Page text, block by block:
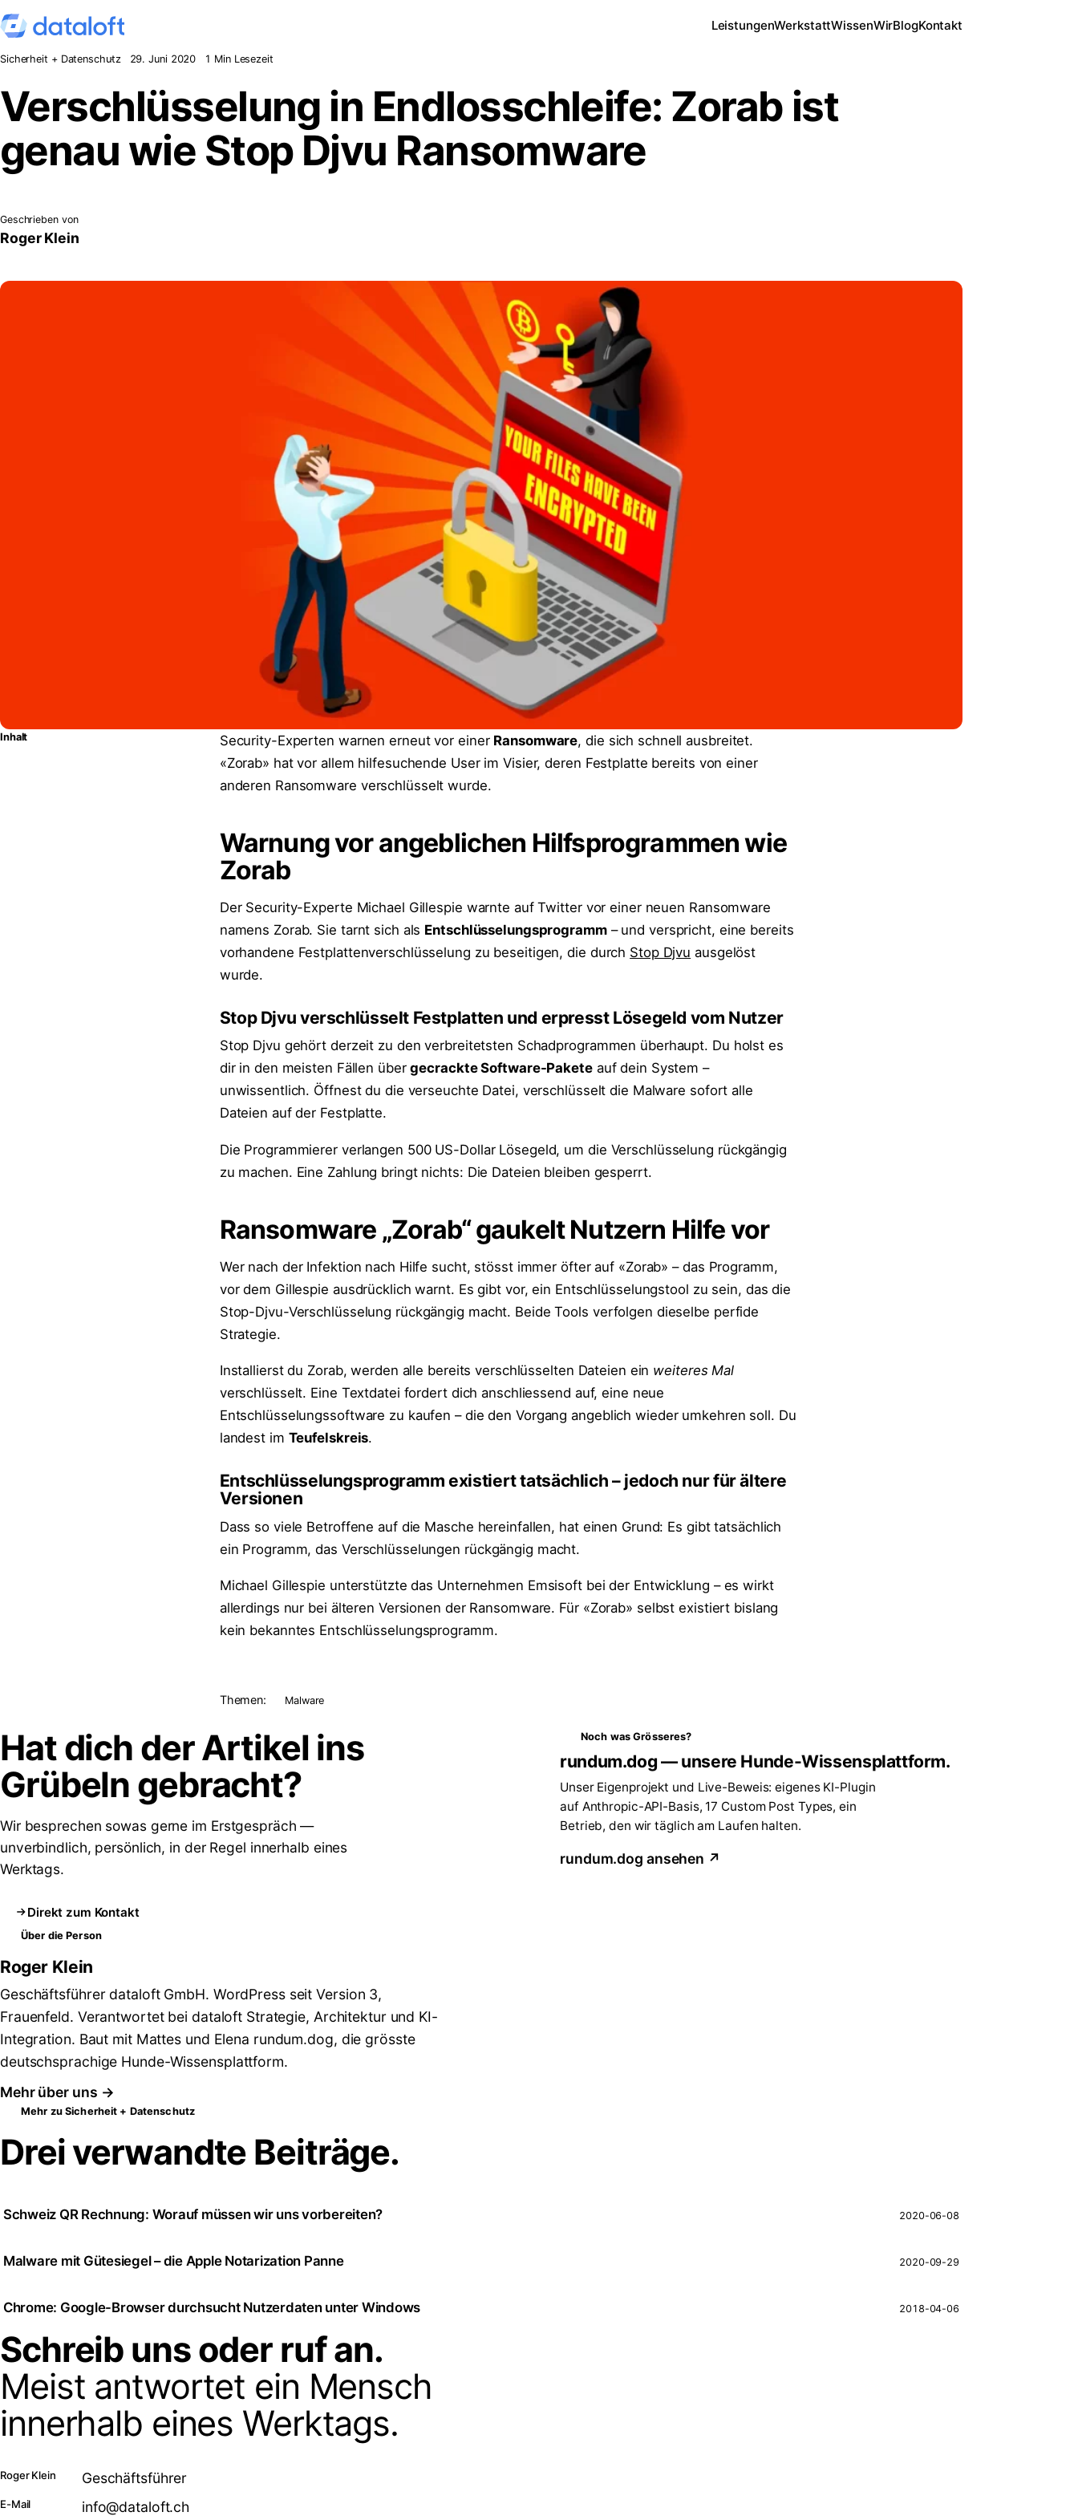
Zum Inhalt springen
LeistungenWerkstattWissenWirBlogKontakt
Sicherheit + Datenschutz 29. Juni 2020 1 Min Lesezeit
Verschlüsselung in Endlosschleife: Zorab ist
genau wie Stop Djvu Ransomware
Geschrieben von
Roger Klein
Inhalt Security-Experten warnen erneut vor einer Ransomware, die sich schnell ausbreitet.
«Zorab» hat vor allem hilfesuchende User im Visier, deren Festplatte bereits von einer
anderen Ransomware verschlüsselt wurde.
Warnung vor angeblichen Hilfsprogrammen wie
Zorab
Der Security-Experte Michael Gillespie warnte auf Twitter vor einer neuen Ransomware
namens Zorab. Sie tarnt sich als Entschlüsselungsprogramm– und verspricht, eine bereits
vorhandene Festplattenverschlüsselung zu beseitigen, die durch Stop Djvu ausgelöst
wurde.
Stop Djvu verschlüsselt Festplatten und erpresst Lösegeld vom Nutzer
Stop Djvu gehört derzeit zu den verbreitetsten Schadprogrammen überhaupt. Du holst es
dir in den meisten Fällen übergecrackte Software-Paketeauf dein System –
unwissentlich. Öffnest du die verseuchte Datei, verschlüsselt die Malware sofort alle
Dateien auf der Festplatte.
Die Programmierer verlangen 500 US-Dollar Lösegeld, um die Verschlüsselung rückgängig
zu machen. Eine Zahlung bringt nichts: Die Dateien bleiben gesperrt.
Ransomware „Zorab“ gaukelt Nutzern Hilfe vor
Wer nach der Infektion nach Hilfe sucht, stösst immer öfter auf «Zorab» – das Programm,
vor dem Gillespie ausdrücklich warnt. Es gibt vor, ein Entschlüsselungstool zu sein, das die
Stop-Djvu-Verschlüsselung rückgängig macht. Beide Tools verfolgen dieselbe perfide
Strategie.
Installierst du Zorab, werden alle bereits verschlüsselten Dateien ein weiteres Mal
verschlüsselt. Eine Textdatei fordert dich anschliessend auf, eine neue
Entschlüsselungssoftware zu kaufen – die den Vorgang angeblich wieder umkehren soll. Du
landest im Teufelskreis.
Entschlüsselungsprogramm existiert tatsächlich – jedoch nur für ältere
Versionen
Dass so viele Betroffene auf die Masche hereinfallen, hat einen Grund: Es gibt tatsächlich
ein Programm, das Verschlüsselungen rückgängig macht.
Michael Gillespie unterstützte das Unternehmen Emsisoft bei der Entwicklung – es wirkt
allerdings nur bei älteren Versionen der Ransomware. Für «Zorab» selbst existiert bislang
kein bekanntes Entschlüsselungsprogramm.
Themen: Malware
Hat dich der Artikel ins
Grübeln gebracht?
Wir besprechen sowas gerne im Erstgespräch —
unverbindlich, persönlich, in der Regel innerhalb eines
Werktags.
Direkt zum Kontakt
Noch was Grösseres?
rundum.dog — unsere Hunde-Wissensplattform.
Unser Eigenprojekt und Live-Beweis: eigenes KI-Plugin
auf Anthropic-API-Basis, 17 Custom Post Types, ein
Betrieb, den wir täglich am Laufen halten.
rundum.dog ansehen ↗
Über die Person
Roger Klein
Geschäftsführer dataloft GmbH. WordPress seit Version 3,
Frauenfeld. Verantwortet bei dataloft Strategie, Architektur und KI-
Integration. Baut mit Mattes und Elena rundum.dog, die grösste
deutschsprachige Hunde-Wissensplattform.
Mehr über uns →
Mehr zu Sicherheit + Datenschutz
Drei verwandte Beiträge.
Schweiz QR Rechnung: Worauf müssen wir uns vorbereiten? 2020-06-08
Malware mit Gütesiegel – die Apple Notarization Panne 2020-09-29
Chrome: Google-Browser durchsucht Nutzerdaten unter Windows 2018-04-06
Schreib uns oder ruf an.
Meist antwortet ein Mensch
innerhalb eines Werktags.
Roger Klein Geschäftsführer
E-Mail info@dataloft.ch